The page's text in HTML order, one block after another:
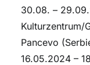
30.08. –
Kulturzentrum/
Pancevo
16.05.2024 –